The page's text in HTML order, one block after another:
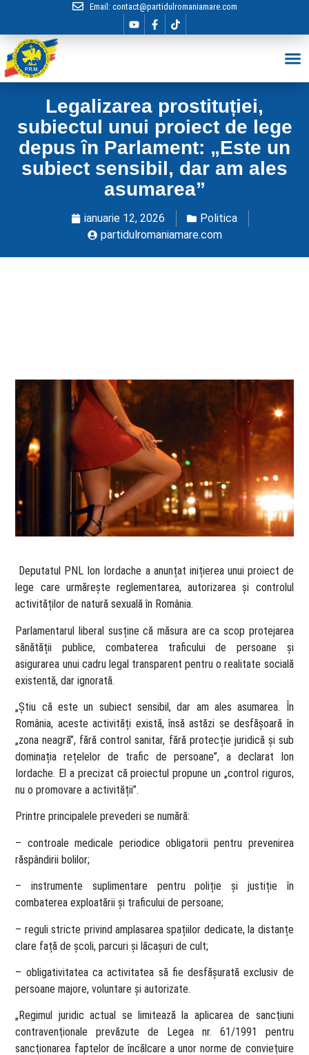
Email: contact@partidulromaniamare.com
Legalizarea prostituției,
subiectul unui proiect de lege
depus în Parlament: „Este un
subiect sensibil, dar am ales
asumarea”
ianuarie 12, 2026
Politica
partidulromaniamare.com
​ Deputatul PNL Ion Iordache a anunțat inițierea unui proiect de
lege care urmărește reglementarea, autorizarea și controlul
activităților de natură sexuală în România.
Parlamentarul liberal susține că măsura are ca scop protejarea
sănătății publice, combaterea traficului de persoane și
asigurarea unui cadru legal transparent pentru o realitate socială
existentă, dar ignorată.
„Știu că este un subiect sensibil, dar am ales asumarea. În
România, aceste activități există, însă astăzi se desfășoară în
„zona neagră”, fără control sanitar, fără protecție juridică și sub
dominația rețelelor de trafic de persoane”, a declarat Ion
Iordache. El a precizat că proiectul propune un „control riguros,
nu o promovare a activității”.
Printre principalele prevederi se numără:
– controale medicale periodice obligatorii pentru prevenirea
răspândirii bolilor;
– instrumente suplimentare pentru poliție și justiție în
combaterea exploatării și traficului de persoane;
– reguli stricte privind amplasarea spațiilor dedicate, la distanțe
clare față de școli, parcuri și lăcașuri de cult;
– obligativitatea ca activitatea să fie desfășurată exclusiv de
persoane majore, voluntare și autorizate.
„Regimul juridic actual se limitează la aplicarea de sancţiuni
contravenţionale prevăzute de Legea nr. 61/1991 pentru
sancţionarea faptelor de încălcare a unor norme de convieţuire